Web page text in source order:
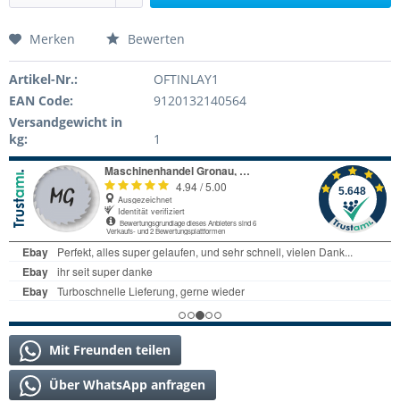
Merken Bewerten
Artikel-Nr.:
OFTINLAY1
EAN Code:
9120132140564
Versandgewicht in
kg:
1
Mit Freunden teilen
Über WhatsApp anfragen